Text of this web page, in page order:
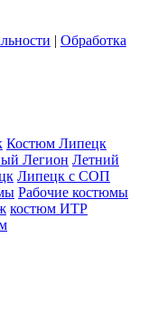
| Обработка
Костюм Липецк
Легион Летний
Липецк с СОП
Рабочие костюмы
костюм ИТР